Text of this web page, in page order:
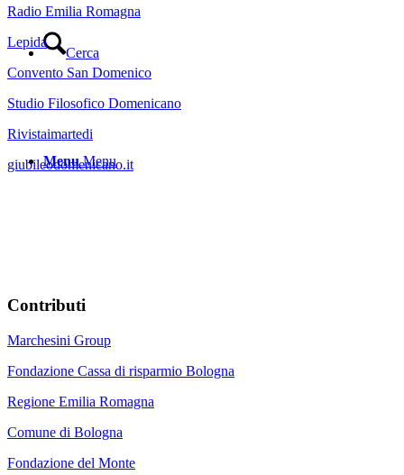
Cerca
Menu Menu
Radio Emilia Romagna
Lepida
Convento San Domenico
Studio Filosofico Domenicano
Rivistaimartedi
giubileodomenicano.it
Contributi
Marchesini Group
Fondazione Cassa di risparmio Bologna
Regione Emilia Romagna
Comune di Bologna
Fondazione del Monte